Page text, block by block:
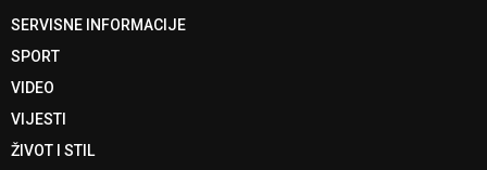
SERVISNE INFORMACIJE
SPORT
VIDEO
VIJESTI
ŽIVOT I STIL